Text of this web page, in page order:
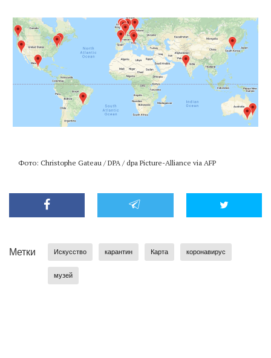
Фото: Christophe Gateau / DPA / dpa Picture-Alliance via AFP
Метки Искусство карантин Карта коронавирус
музей